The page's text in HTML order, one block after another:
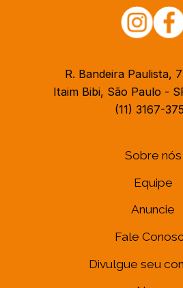
R. Bandeira Paulista,
Itaim Bibi, São Paulo -
(11) 3167-
Sobre nós
Equipe
Anuncie
Fale
Divulgue seu